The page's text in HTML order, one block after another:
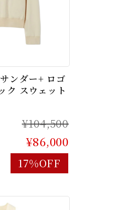
ンダー+ ロゴ
ク スウェット
¥104,500
¥86,000
17%OFF